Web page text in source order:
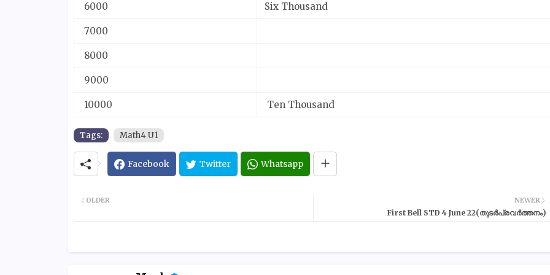
6000 Six Thousand
7000
8000
9000
10000 Ten Thousand
Tags: Math4 U1
Facebook Twitter Whatsapp
NEWER
First Bell STD 4 June 22(തുടർപ്രവർത്തനം)
OLDER